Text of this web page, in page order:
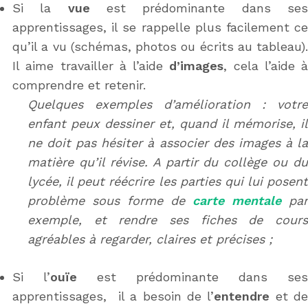
Si la vue est prédominante dans ses
apprentissages, il se rappelle plus facilement ce
qu’il a vu (schémas, photos ou écrits au tableau).
Il aime travailler à l’aide d’images, cela l’aide à
comprendre et retenir.
Quelques exemples d’amélioration : votre
enfant peux dessiner et, quand il mémorise, il
ne doit pas hésiter à associer des images à la
matière qu’il révise. A partir du collège ou du
lycée, il peut réécrire les parties qui lui posent
problème sous forme de carte mentalepar
exemple, et rendre ses fiches de cours
agréables à regarder, claires et précises ;
Si l’ouïe est prédominante dans ses
apprentissages, il a besoin de l’entendre et de